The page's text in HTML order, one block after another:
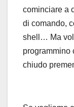
cominciare a
di comando,
shell… Ma
programmino
chiudo